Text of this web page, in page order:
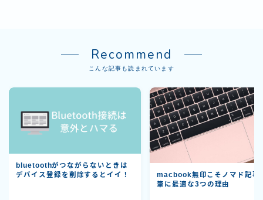
Recommend
こんな記事も読まれています
bluetoothがつながらないときは
デバイス登録を削除するとイイ！
macbook無印こそノマド記事
筆に最適な3つの理由